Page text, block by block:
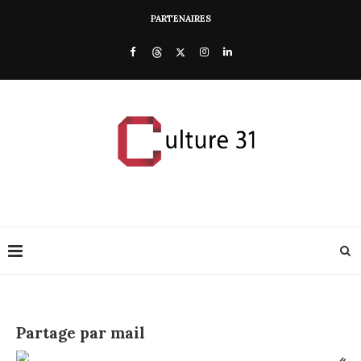
PARTENAIRES
Partage par mail